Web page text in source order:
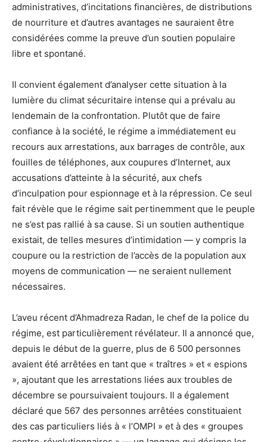
administratives, d’incitations financières, de distributions
de nourriture et d’autres avantages ne sauraient être
considérées comme la preuve d’un soutien populaire
libre et spontané.
Il convient également d’analyser cette situation à la
lumière du climat sécuritaire intense qui a prévalu au
lendemain de la confrontation. Plutôt que de faire
confiance à la société, le régime a immédiatement eu
recours aux arrestations, aux barrages de contrôle, aux
fouilles de téléphones, aux coupures d’Internet, aux
accusations d’atteinte à la sécurité, aux chefs
d’inculpation pour espionnage et à la répression. Ce seul
fait révèle que le régime sait pertinemment que le peuple
ne s’est pas rallié à sa cause. Si un soutien authentique
existait, de telles mesures d’intimidation — y compris la
coupure ou la restriction de l’accès de la population aux
moyens de communication — ne seraient nullement
nécessaires.
L’aveu récent d’Ahmadreza Radan, le chef de la police du
régime, est particulièrement révélateur. Il a annoncé que,
depuis le début de la guerre, plus de 6 500 personnes
avaient été arrêtées en tant que « traîtres » et « espions
», ajoutant que les arrestations liées aux troubles de
décembre se poursuivaient toujours. Il a également
déclaré que 567 des personnes arrêtées constituaient
des cas particuliers liés à « l’OMPI » et à des « groupes